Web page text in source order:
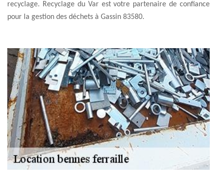
recyclage. Recyclage du Var est votre partenaire de confiance
pour la gestion des déchets à Gassin 83580.